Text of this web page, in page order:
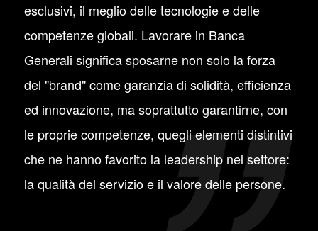
esclusivi, il meglio delle tecnologie e delle
competenze globali. Lavorare in Banca
Generali significa sposarne non solo la forza
del "brand" come garanzia di solidità, efficienza
ed innovazione, ma soprattutto garantirne, con
le proprie competenze, quegli elementi distintivi
che ne hanno favorito la leadership nel settore:
la qualità del servizio e il valore delle persone.